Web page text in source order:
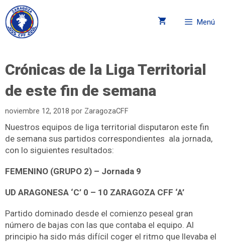
Menú
Crónicas de la Liga Territorial
de este fin de semana
noviembre 12, 2018 por ZaragozaCFF
Nuestros equipos de liga territorial disputaron este fin
de semana sus partidos correspondientes ala jornada,
con lo siguientes resultados:
FEMENINO (GRUPO 2) – Jornada 9
UD ARAGONESA ‘C’ 0 – 10 ZARAGOZA CFF ‘A’
Partido dominado desde el comienzo peseal gran
número de bajas con las que contaba el equipo. Al
principio ha sido más difícil coger el ritmo que llevaba el